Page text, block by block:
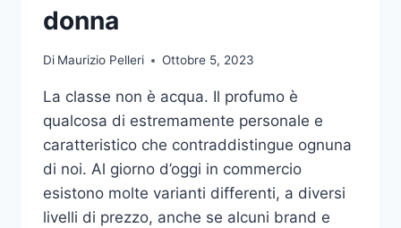
donna
Di Maurizio Pelleri Ottobre 5, 2023
La classe non è acqua. Il profumo è
qualcosa di estremamente personale e
caratteristico che contraddistingue ognuna
di noi. Al giorno d’oggi in commercio
esistono molte varianti differenti, a diversi
livelli di prezzo, anche se alcuni brand e